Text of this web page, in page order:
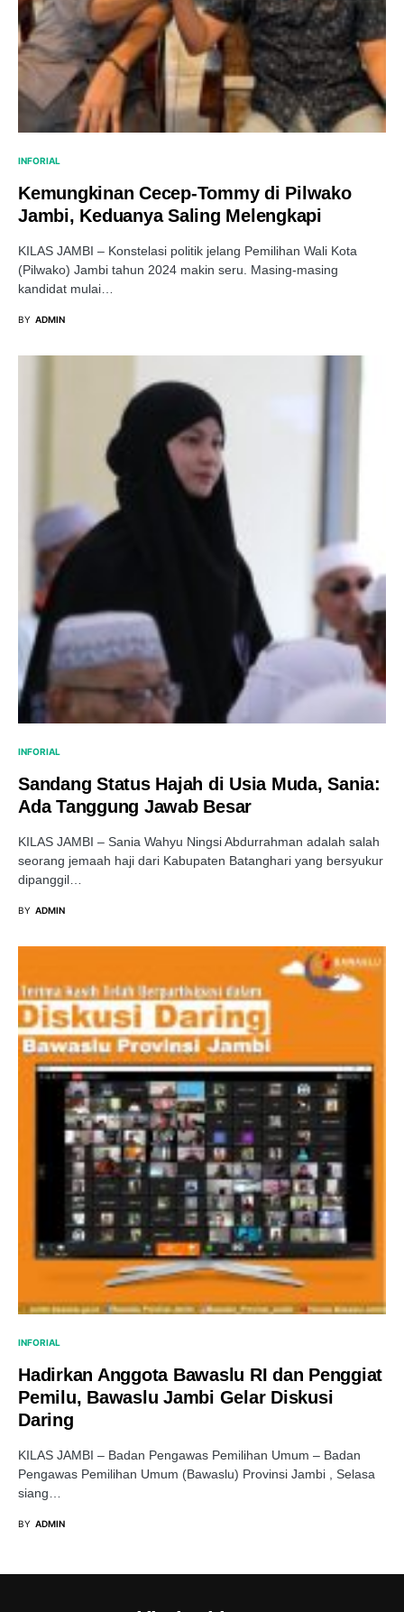
INFORIAL
Kemungkinan Cecep-Tommy di Pilwako
Jambi, Keduanya Saling Melengkapi
KILAS JAMBI – Konstelasi politik jelang Pemilihan Wali Kota
(Pilwako) Jambi tahun 2024 makin seru. Masing-masing
kandidat mulai…
BY ADMIN
INFORIAL
Sandang Status Hajah di Usia Muda, Sania:
Ada Tanggung Jawab Besar
KILAS JAMBI – Sania Wahyu Ningsi Abdurrahman adalah salah
seorang jemaah haji dari Kabupaten Batanghari yang bersyukur
dipanggil…
BY ADMIN
INFORIAL
Hadirkan Anggota Bawaslu RI dan Penggiat
Pemilu, Bawaslu Jambi Gelar Diskusi
Daring
KILAS JAMBI – Badan Pengawas Pemilihan Umum – Badan
Pengawas Pemilihan Umum (Bawaslu) Provinsi Jambi , Selasa
siang…
BY ADMIN